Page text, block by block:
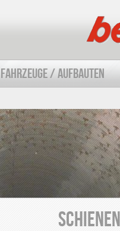
FAHRZEUGE / AUFBAUTEN